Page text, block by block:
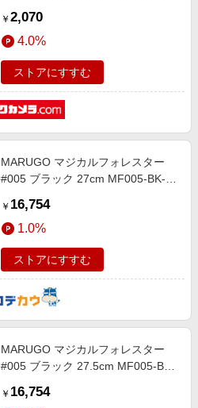
￥ 2,070
4.0%
ストアにすすむ
MARUGO マジカルフォレスター
#005 ブラック 27cm MF005-BK-
￥ 16,754
1.0%
ストアにすすむ
MARUGO マジカルフォレスター
#005 ブラック 27.5cm MF005-BK-
￥ 16,754